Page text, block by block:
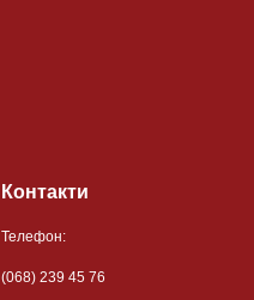
Контакти
Телефон:
(068) 239 45 76